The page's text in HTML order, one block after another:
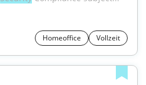
Homeoffice Vollzeit